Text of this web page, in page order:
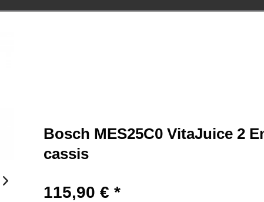
Bosch MES25C0 VitaJuice 2
cassis
115,90 € *